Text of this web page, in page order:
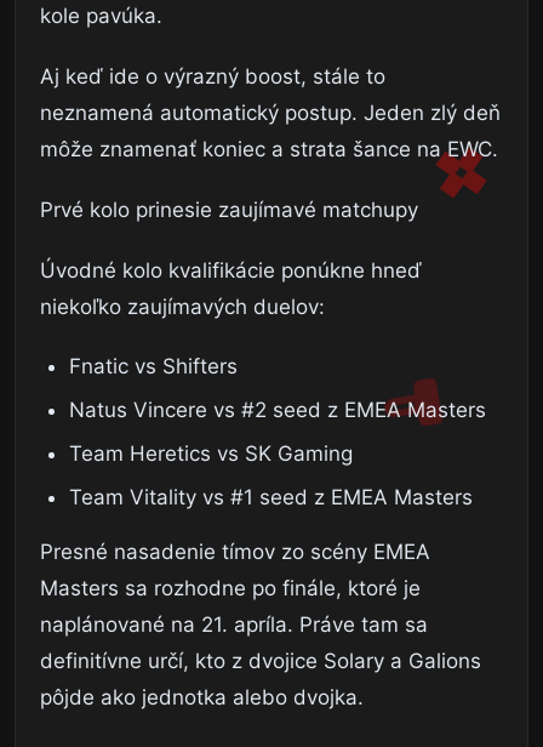
kole pavúka.
Aj keď ide o výrazný boost, stále to
neznamená automatický postup. Jeden zlý deň
môže znamenať koniec a strata šance na EWC.
Prvé kolo prinesie zaujímavé matchupy
Úvodné kolo kvalifikácie ponúkne hneď
niekoľko zaujímavých duelov:
Fnatic vs Shifters
Natus Vincere vs #2 seed z EMEA Masters
Team Heretics vs SK Gaming
Team Vitality vs #1 seed z EMEA Masters
Presné nasadenie tímov zo scény EMEA
Masters sa rozhodne po finále, ktoré je
naplánované na 21. apríla. Práve tam sa
definitívne určí, kto z dvojice Solary a Galions
pôjde ako jednotka alebo dvojka.